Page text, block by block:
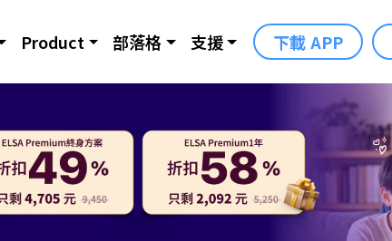
Product 部落格 支援 下載 APP